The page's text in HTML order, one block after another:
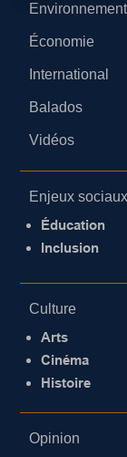
Environnement
Économie
International
Balados
Vidéos
Enjeux sociaux
Éducation
Inclusion
Culture
Arts
Cinéma
Histoire
Opinion